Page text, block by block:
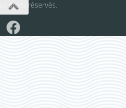
droits réservés.